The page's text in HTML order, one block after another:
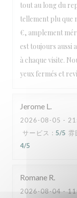
tout au long du
tellement plu que
€, amplement
est toujours aussi
à chaque visite.
yeux fermés et
Jerome L
2026-08-05 -
サービス : 5/5 雰
4/5
Romane R
2026-08-04-